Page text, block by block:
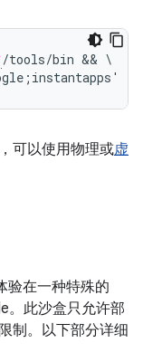
/tools/bin && \
可以使用物理或虚
验在一种特殊的
。此沙盒只允许部
制。以下部分详细